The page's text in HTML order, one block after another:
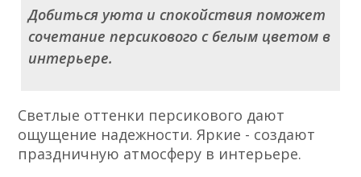
Добиться уюта и спокойствия поможет
сочетание персикового с белым цветом в
интерьере.
Светлые оттенки персикового дают
ощущение надежности. Яркие - создают
праздничную атмосферу в интерьере.